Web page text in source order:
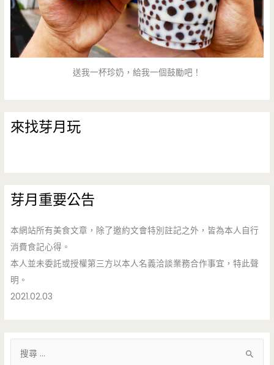
送我一杯珍奶，給我一個鼓勵吧！
來找芽月玩
芽月重要公告
本網站所有美食文章，除了邀約文會特別註記之外，皆為本人自行
消費食記心得。
本人並未委託或授權第三方以本人名義洽談業務合作事宜，特此聲
明。
2021.02.03